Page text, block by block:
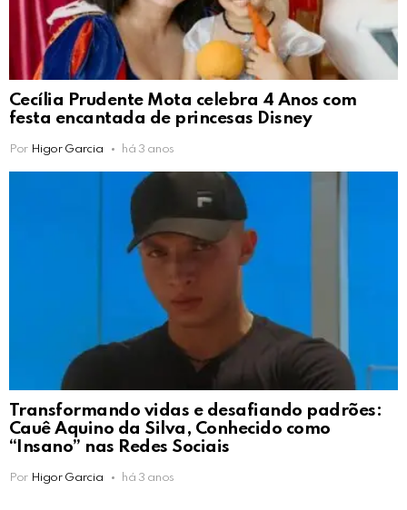
Cecília Prudente Mota celebra 4 Anos com
festa encantada de princesas Disney
Por Higor Garcia há 3 anos
Transformando vidas e desafiando padrões:
Cauê Aquino da Silva, Conhecido como
“Insano” nas Redes Sociais
Por Higor Garcia há 3 anos